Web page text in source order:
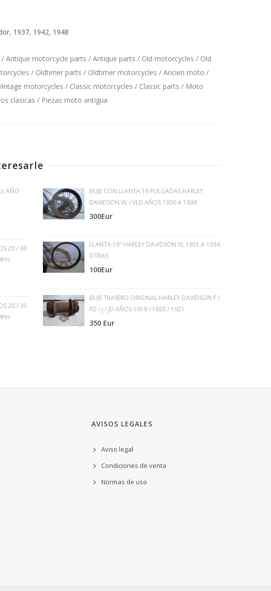
, 1937, 1942, 1948
Antique motorcycle parts / Antique parts / Old motorcycles / Old
/ Oldtimer parts / Oldtimer motorcycles / Ancien moto /
motorcycles / Classic motorcycles / Classic parts / Moto
clasicas / Piezas moto antigua
AÑO
20 / 30
20 / 30
BUJE CON LLANTA 16 PULGADAS HARLEY
DAVIDSON VL / VLD AÑOS 1930 A 1936
300Eur
LLANTA 19" HARLEY DAVIDSON VL 1931 A 1936
OTRAS
100Eur
BUJE TRASERO ORIGINAL HARLEY DAVIDSON F /
FD / J / JD AÑOS 1919 / 1920 / 1921
350 Eur
AVISOS LEGALES
Aviso legal
Condiciones de venta
Normas de uso